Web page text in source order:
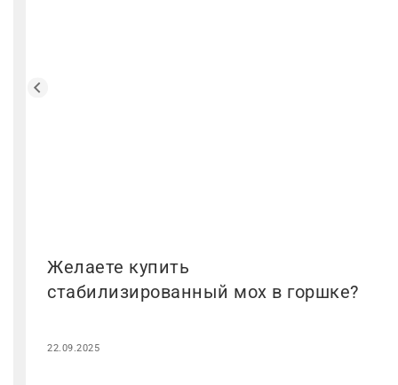
Желаете купить
стабилизированный мох в горшке?
22.09.2025